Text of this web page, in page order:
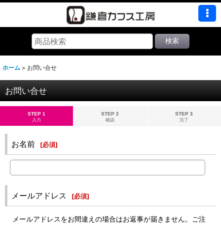
検索
ホーム > お問い合せ
お問い合せ
STEP 1
入力
STEP 2
確認
STEP 3
完了
お名前 [必須]
メールアドレス [必須]
メールアドレスをお間違えの場合はお返事が届きません。ご注